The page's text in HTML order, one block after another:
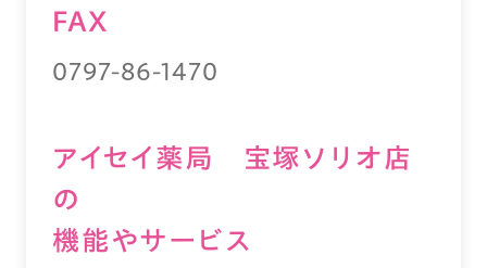
FAX
0797-86-1470
アイセイ薬局 宝塚ソリオ店
の
機能やサービス